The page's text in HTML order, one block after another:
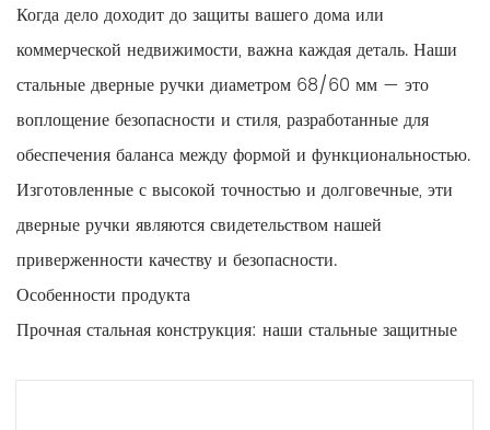
Когда дело доходит до защиты вашего дома или
коммерческой недвижимости, важна каждая деталь. Наши
стальные дверные ручки диаметром 68/60 мм — это
воплощение безопасности и стиля, разработанные для
обеспечения баланса между формой и функциональностью.
Изготовленные с высокой точностью и долговечные, эти
дверные ручки являются свидетельством нашей
приверженности качеству и безопасности.
Особенности продукта
Прочная стальная конструкция: наши стальные защитные